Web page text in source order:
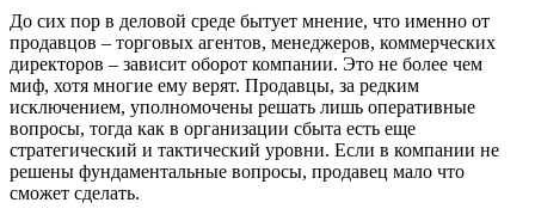
До сих пор в деловой среде бытует мнение, что именно от
продавцов – торговых агентов, менеджеров, коммерческих
директоров – зависит оборот компании. Это не более чем
миф, хотя многие ему верят. Продавцы, за редким
исключением, уполномочены решать лишь оперативные
вопросы, тогда как в организации сбыта есть еще
стратегический и тактический уровни. Если в компании не
решены фундаментальные вопросы, продавец мало что
сможет сделать.